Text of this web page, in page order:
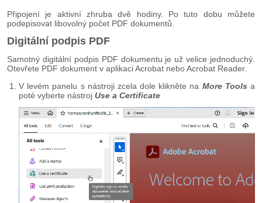
Připojení je aktivní zhruba dvě hodiny. Po tuto dobu můžete
podepisovat libovolný počet PDF dokumentů.
Digitální podpis PDF
Samotný digitální podpis PDF dokumentu je už velice jednoduchý.
Otevřete PDF dokument v aplikaci Acrobat nebo Acrobat Reader.
V levém panelu s nástroji zcela dole klikněte na More Toolsa
poté vyberte nástroj Use a Certificate